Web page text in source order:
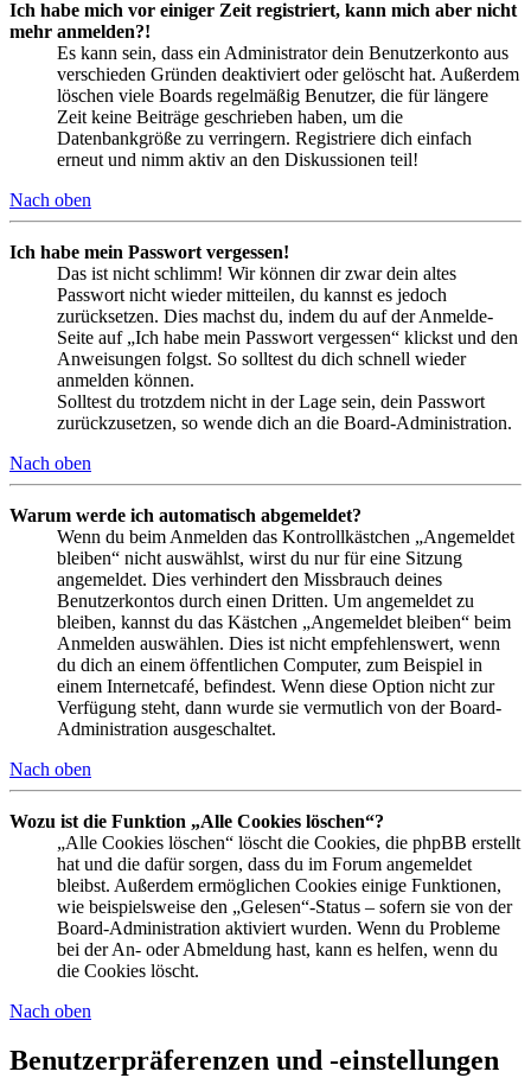
Ich habe mich vor einiger Zeit registriert, kann mich aber nicht
mehr anmelden?!
Es kann sein, dass ein Administrator dein Benutzerkonto aus
verschieden Gründen deaktiviert oder gelöscht hat. Außerdem
löschen viele Boards regelmäßig Benutzer, die für längere
Zeit keine Beiträge geschrieben haben, um die
Datenbankgröße zu verringern. Registriere dich einfach
erneut und nimm aktiv an den Diskussionen teil!
Nach oben
Ich habe mein Passwort vergessen!
Das ist nicht schlimm! Wir können dir zwar dein altes
Passwort nicht wieder mitteilen, du kannst es jedoch
zurücksetzen. Dies machst du, indem du auf der Anmelde-
Seite auf „Ich habe mein Passwort vergessen“ klickst und den
Anweisungen folgst. So solltest du dich schnell wieder
anmelden können.
Solltest du trotzdem nicht in der Lage sein, dein Passwort
zurückzusetzen, so wende dich an die Board-Administration.
Nach oben
Warum werde ich automatisch abgemeldet?
Wenn du beim Anmelden das Kontrollkästchen „Angemeldet
bleiben“ nicht auswählst, wirst du nur für eine Sitzung
angemeldet. Dies verhindert den Missbrauch deines
Benutzerkontos durch einen Dritten. Um angemeldet zu
bleiben, kannst du das Kästchen „Angemeldet bleiben“ beim
Anmelden auswählen. Dies ist nicht empfehlenswert, wenn
du dich an einem öffentlichen Computer, zum Beispiel in
einem Internetcafé, befindest. Wenn diese Option nicht zur
Verfügung steht, dann wurde sie vermutlich von der Board-
Administration ausgeschaltet.
Nach oben
Wozu ist die Funktion „Alle Cookies löschen“?
„Alle Cookies löschen“ löscht die Cookies, die phpBB erstellt
hat und die dafür sorgen, dass du im Forum angemeldet
bleibst. Außerdem ermöglichen Cookies einige Funktionen,
wie beispielsweise den „Gelesen“-Status – sofern sie von der
Board-Administration aktiviert wurden. Wenn du Probleme
bei der An- oder Abmeldung hast, kann es helfen, wenn du
die Cookies löscht.
Nach oben
Benutzerpräferenzen und -einstellungen